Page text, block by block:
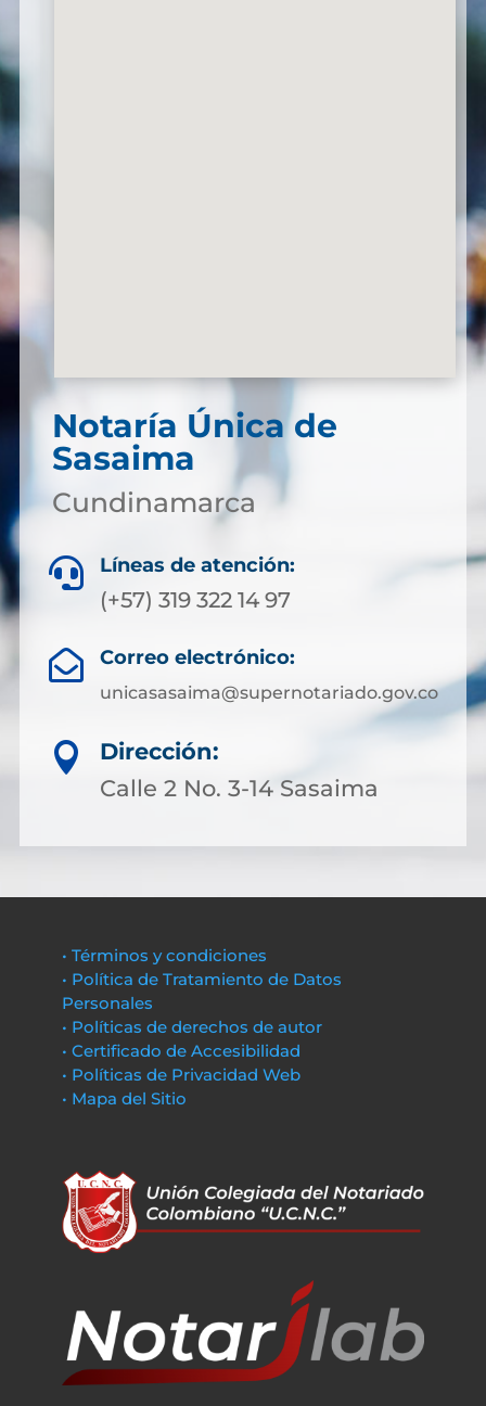
Notaría Única de
Sasaima
Cundinamarca
 Líneas de atención:
(+57) 319 322 14 97
 Correo electrónico:
unicasasaima@supernotariado.gov.co

Dirección:
Calle 2 No. 3-14 Sasaima
• Términos y condiciones
• Política de Tratamiento de Datos
Personales
• Políticas de derechos de autor
• Certificado de Accesibilidad
• Políticas de Privacidad Web
• Mapa del Sitio